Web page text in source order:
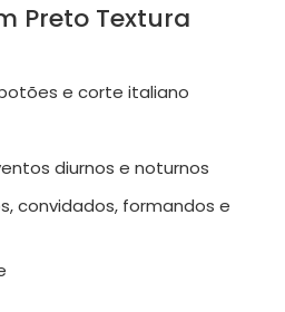
Preto Textura
e corte italiano
diurnos e noturnos
convidados, formandos e